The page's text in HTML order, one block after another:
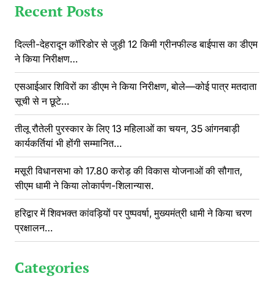
Recent Posts
दिल्ली-देहरादून कॉरिडोर से जुड़ी 12 किमी ग्रीनफील्ड बाईपास का डीएम
ने किया निरीक्षण…
एसआईआर शिविरों का डीएम ने किया निरीक्षण, बोले—कोई पात्र मतदाता
सूची से न छूटे…
तीलू रौतेली पुरस्कार के लिए 13 महिलाओं का चयन, 35 आंगनबाड़ी
कार्यकर्तियां भी होंगी सम्मानित…
मसूरी विधानसभा को 17.80 करोड़ की विकास योजनाओं की सौगात,
सीएम धामी ने किया लोकार्पण-शिलान्यास.
हरिद्वार में शिवभक्त कांवड़ियों पर पुष्पवर्षा, मुख्यमंत्री धामी ने किया चरण
प्रक्षालन…
Categories